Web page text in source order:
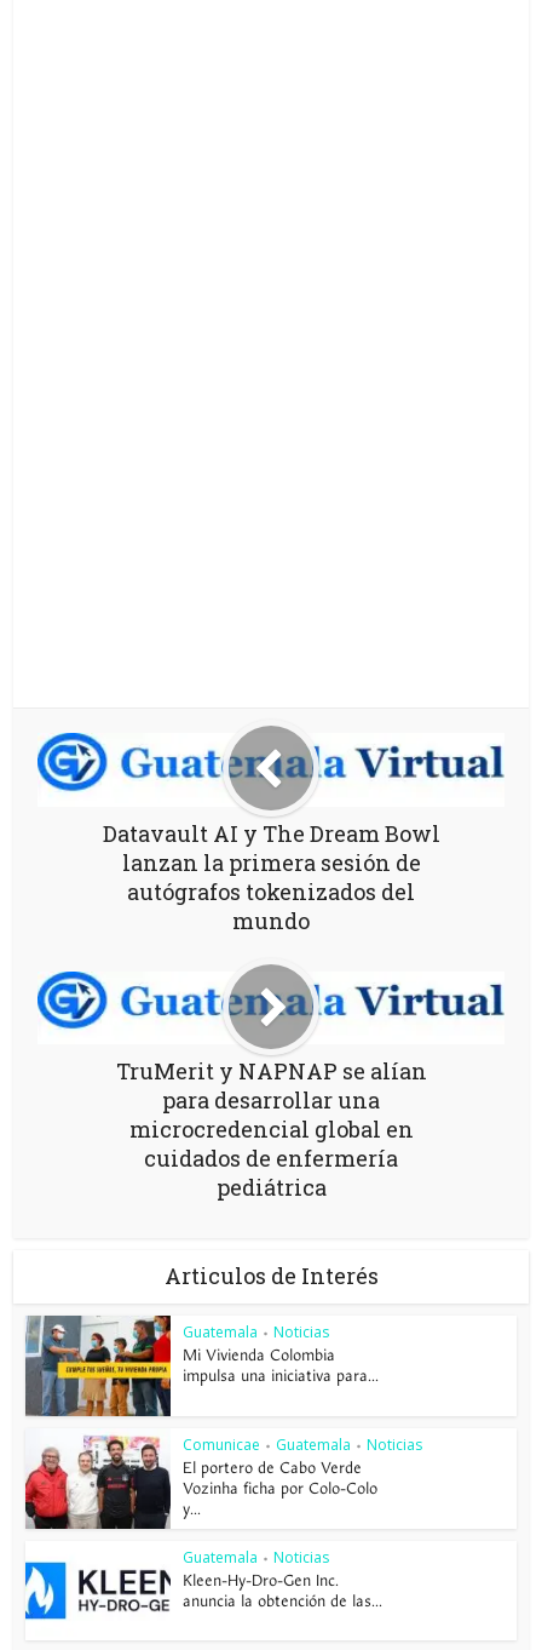
Datavault AI y The Dream Bowl
lanzan la primera sesión de
autógrafos tokenizados del
mundo
TruMerit y NAPNAP se alían
para desarrollar una
microcredencial global en
cuidados de enfermería
pediátrica
Articulos de Interés
Guatemala • Noticias
Mi Vivienda Colombia
impulsa una iniciativa para...
Comunicae • Guatemala • Noticias
El portero de Cabo Verde
Vozinha ficha por Colo-Colo
y...
Guatemala • Noticias
Kleen-Hy-Dro-Gen Inc.
anuncia la obtención de las...